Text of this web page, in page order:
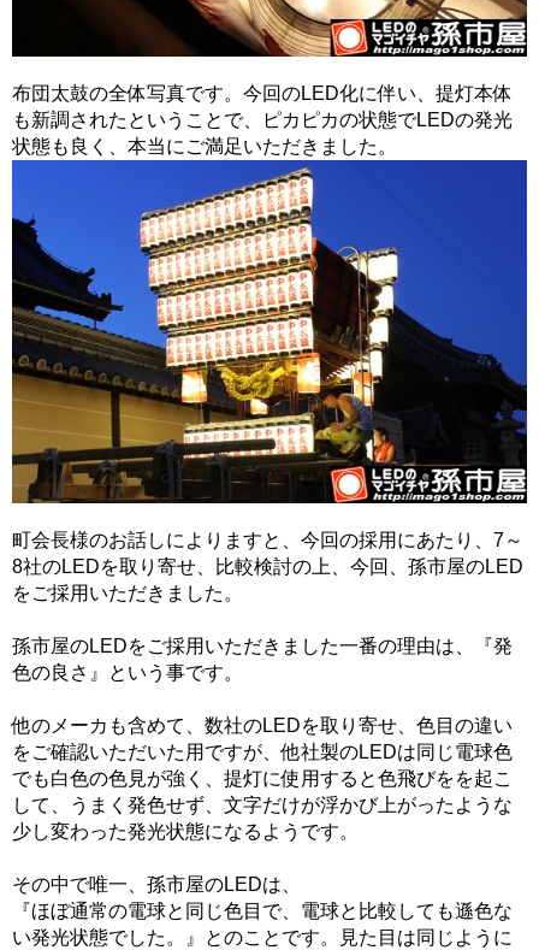
布団太鼓の全体写真です。今回のLED化に伴い、提灯本体
も新調されたということで、ピカピカの状態でLEDの発光
状態も良く、本当にご満足いただきました。
町会長様のお話しによりますと、今回の採用にあたり、7～
8社のLEDを取り寄せ、比較検討の上、今回、孫市屋のLED
をご採用いただきました。
孫市屋のLEDをご採用いただきました一番の理由は、『発
色の良さ』という事です。
他のメーカも含めて、数社のLEDを取り寄せ、色目の違い
をご確認いただいた用ですが、他社製のLEDは同じ電球色
でも白色の色見が強く、提灯に使用すると色飛びをを起こ
して、うまく発色せず、文字だけが浮かび上がったような
少し変わった発光状態になるようです。
その中で唯一、孫市屋のLEDは、
『ほぼ通常の電球と同じ色目で、電球と比較しても遜色な
い発光状態でした。』とのことです。見た目は同じように